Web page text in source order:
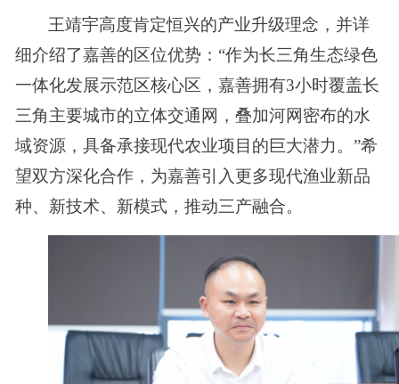
王靖宇高度肯定恒兴的产业升级理念，并详
细介绍了嘉善的区位优势： “作为长三角生态绿色
一体化发展示范区核心区，嘉善拥有3小时覆盖长
三角主要城市的立体交通网，叠加河网密布的水
域资源，具备承接现代农业项目的巨大潜力。”希
望双方深化合作，为嘉善引入更多现代渔业新品
种、新技术、新模式，推动三产融合。